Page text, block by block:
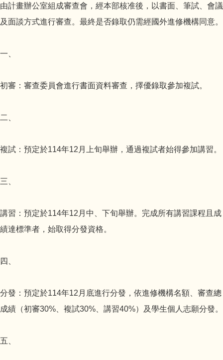
由計畫辦公室組成審查會，經本部核准後，以書面、筆試、會議
及面談方式進行審查。最終是否錄取仍需經國外進修機構同意。
一、
初審：審查委員會進行書面資料審查，擇優錄取參加複試。
二、
複試：預定於114年12月上旬舉辦，通過複試者始得參加講習。
三、
講習：預定於114年12月中、下旬舉辦。完成所有講習課程且成
績達標準者，始取得分發資格。
四、
分發：預定於114年12月底進行分發，依進修機構名額、審查總
成績（初審30%、複試30%、講習40%）及學生個人志願分發。
五、